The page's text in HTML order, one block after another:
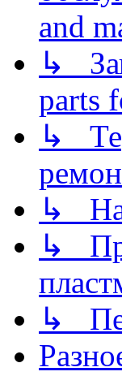
and
↳
parts
↳
↳
↳
↳